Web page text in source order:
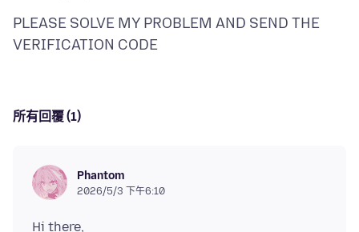
PLEASE SOLVE MY PROBLEM AND SEND THE
所有回覆 (1)
Phantom
2026/5/3 下午6:10